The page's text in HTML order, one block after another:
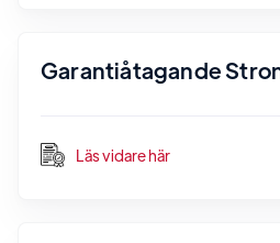
Garantiåtagande
Läs vidare här